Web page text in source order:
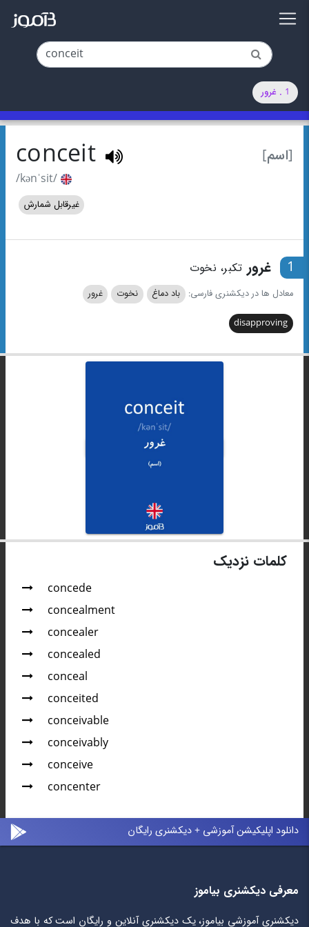
1 . غرور
[اسم] conceit
/kənˈsit/
غیرقابل شمارش
1 غرور تکبر، نخوت
معادل ها در دیکشنری فارسی: باد دماغ نخوت غرور
disapproving
کلمات نزدیک
concede
concealment
concealer
concealed
conceal
conceited
conceivable
conceivably
conceive
concenter
دانلود اپلیکیشن آموزشی + دیکشنری رایگان
معرفی دیکشنری بیاموز
دیکشنری آموزشی بیاموز، یک دیکشنری آنلاین و رایگان است که با هدف